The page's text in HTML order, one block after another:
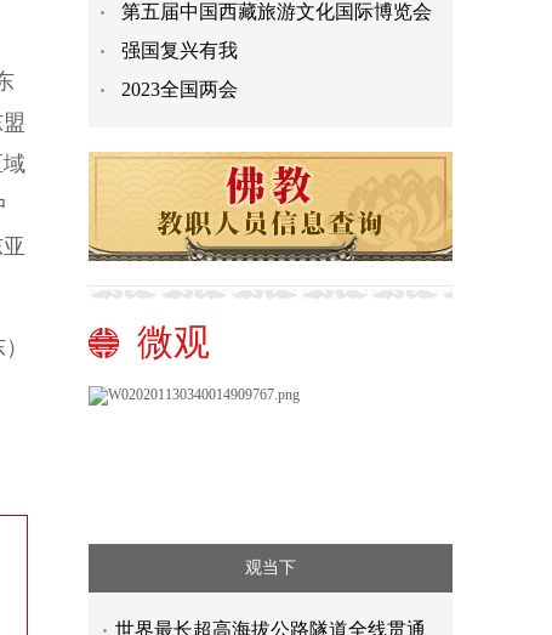
第五届中国西藏旅游文化国际博览会
强国复兴有我
2023全国两会
微观
观当下
世界最长超高海拔公路隧道全线贯通